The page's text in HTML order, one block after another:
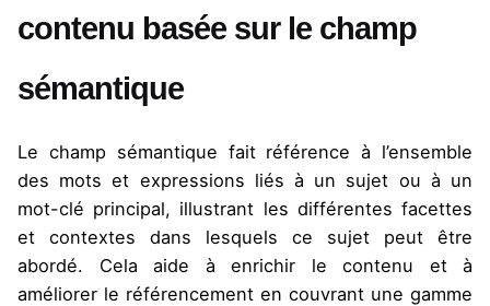
contenu basée sur le champ
sémantique
Le champ sémantique fait référence à l’ensemble
des mots et expressions liés à un sujet ou à un
mot-clé principal, illustrant les différentes facettes
et contextes dans lesquels ce sujet peut être
abordé. Cela aide à enrichir le contenu et à
améliorer le référencement en couvrant une gamme